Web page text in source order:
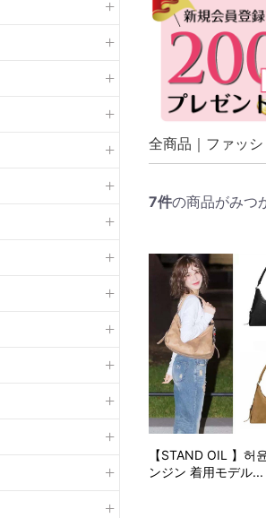
全商品 ファッ
7件の商品がみつ
【STAND OIL 】허
ンジン 着用モデル...